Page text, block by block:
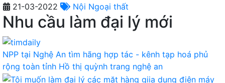
21-03-2022
Nội Ngoại thất
Nhu cầu làm đại lý mới
NPP tại Nghệ An tìm hãng hợp tác - kênh tạp hoá phủ
rộng toàn tỉnh Hồ thị quỳnh trang nghệ an